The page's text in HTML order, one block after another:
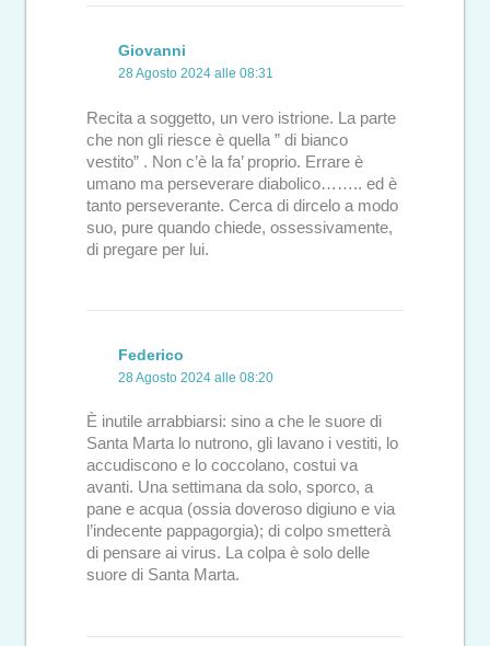
Giovanni
28 Agosto 2024 alle 08:31
Recita a soggetto, un vero istrione. La parte
che non gli riesce è quella ” di bianco
vestito” . Non c’è la fa’ proprio. Errare è
umano ma perseverare diabolico…….. ed è
tanto perseverante. Cerca di dircelo a modo
suo, pure quando chiede, ossessivamente,
di pregare per lui.
Federico
28 Agosto 2024 alle 08:20
È inutile arrabbiarsi: sino a che le suore di
Santa Marta lo nutrono, gli lavano i vestiti, lo
accudiscono e lo coccolano, costui va
avanti. Una settimana da solo, sporco, a
pane e acqua (ossia doveroso digiuno e via
l’indecente pappagorgia); di colpo smetterà
di pensare ai virus. La colpa è solo delle
suore di Santa Marta.